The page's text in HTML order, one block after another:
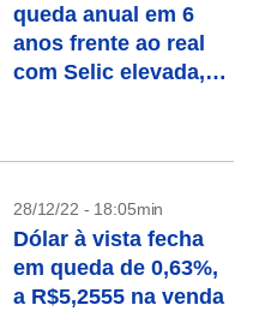
queda anual em 6
anos frente ao real
com Selic elevada,
28/12/22 - 18:05min
Dólar à vista fecha
em queda de 0,63%,
a R$5,2555 na venda